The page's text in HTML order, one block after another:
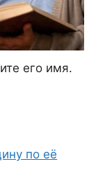
его имя.
по её